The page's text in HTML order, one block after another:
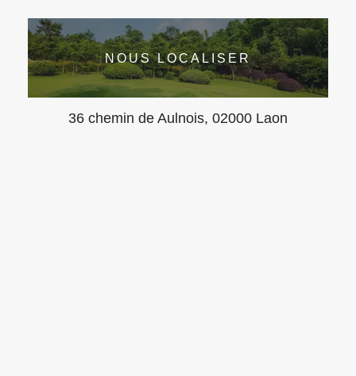
NOUS LOCALISER
36 chemin de Aulnois, 02000 Laon